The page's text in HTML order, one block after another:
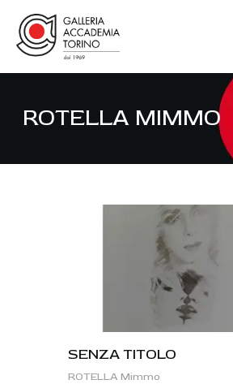
ROTELLA MIMMO
GAT
FIERE
SENZA TITOLO
ROTELLA Mimmo